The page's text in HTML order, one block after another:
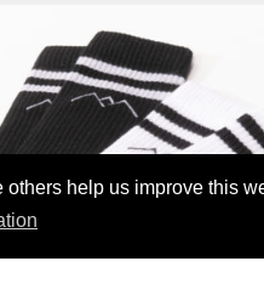
help us improve this